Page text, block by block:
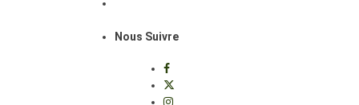
Nous Suivre